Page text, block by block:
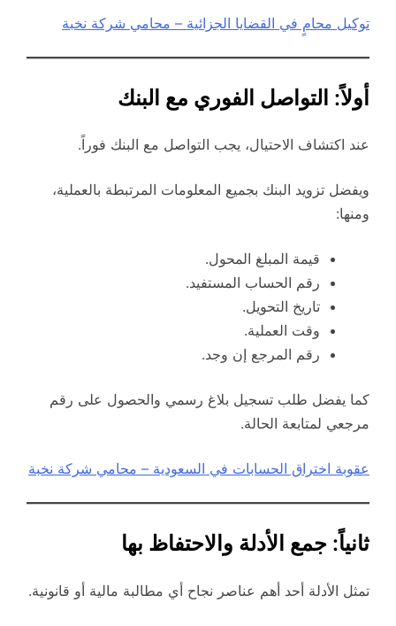
توكيل محامٍ في القضايا الجزائية – محامي شركة نخبة
أولاً: التواصل الفوري مع البنك
عند اكتشاف الاحتيال، يجب التواصل مع البنك فوراً.
ويفضل تزويد البنك بجميع المعلومات المرتبطة بالعملية،
ومنها:
قيمة المبلغ المحول.
رقم الحساب المستفيد.
تاريخ التحويل.
وقت العملية.
رقم المرجع إن وجد.
كما يفضل طلب تسجيل بلاغ رسمي والحصول على رقم
مرجعي لمتابعة الحالة.
عقوبة اختراق الحسابات في السعودية – محامي شركة نخبة
ثانياً: جمع الأدلة والاحتفاظ بها
تمثل الأدلة أحد أهم عناصر نجاح أي مطالبة مالية أو قانونية.